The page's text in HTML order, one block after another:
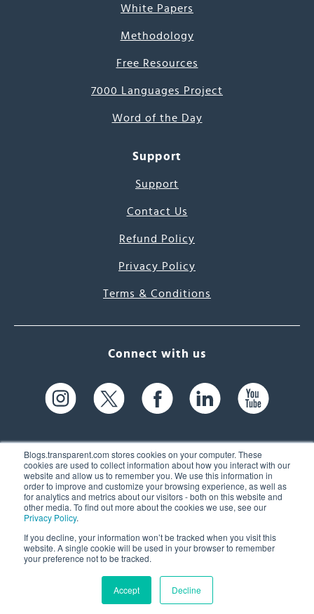
Blogs.transparent.com stores cookies on your computer. These
cookies are used to collect information about how you interact with our
website and allow us to remember you. We use this information in
order to improve and customize your browsing experience, as well as
for analytics and metrics about our visitors - both on this website and
other media. To find out more about the cookies we use, see our
Privacy Policy.
If you decline, your information won’t be tracked when you visit this
website. A single cookie will be used in your browser to remember
your preference not to be tracked.
Accept Decline
White Papers
Methodology
Free Resources
7000 Languages Project
Word of the Day
Support
Support
Contact Us
Refund Policy
Privacy Policy
Terms & Conditions
Connect with us
61 Spit Brook Rd, Suite 104,
Nashua, NH 03060 USA
(603) 262-6300
© 2026 Transparent Language, Inc. All Rights Reserved.